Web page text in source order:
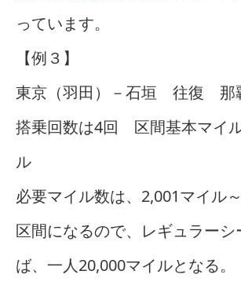
っています。
【例３】
東京（羽田）－石垣 往復 那
搭乗回数は4回 区間基本マイ
ル
必要マイル数は、2,001マイル
区間になるので、レギュラー
ば、一人20,000マイルとなる。